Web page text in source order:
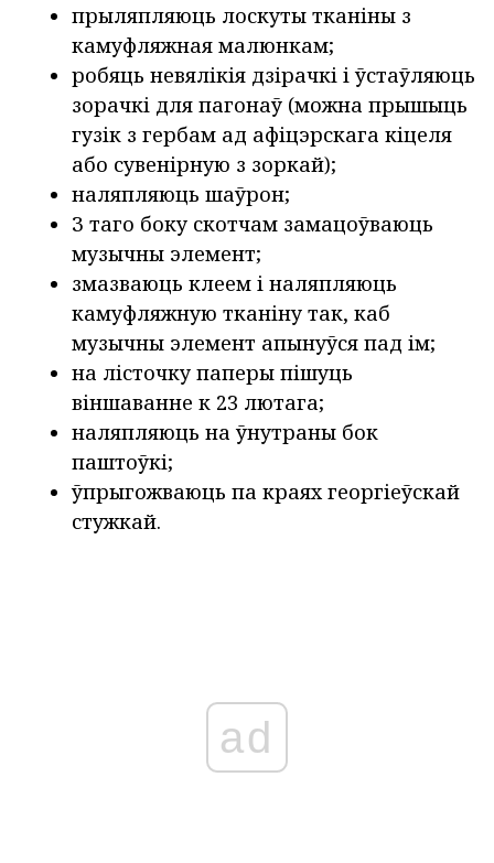
прыляпляюць лоскуты тканіны з
камуфляжная малюнкам;
робяць невялікія дзірачкі і ўстаўляюць
зорачкі для пагонаў (можна прышыць
гузік з гербам ад афіцэрскага кіцеля
або сувенірную з зоркай);
наляпляюць шаўрон;
З таго боку скотчам замацоўваюць
музычны элемент;
змазваюць клеем і наляпляюць
камуфляжную тканіну так, каб
музычны элемент апынуўся пад ім;
на лісточку паперы пішуць
віншаванне к 23 лютага;
наляпляюць на ўнутраны бок
паштоўкі;
ўпрыгожваюць па краях георгіеўскай
стужкай.
ad